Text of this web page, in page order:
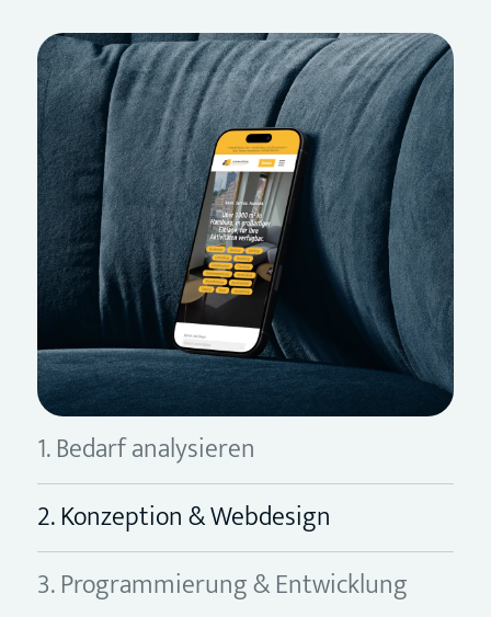
1. Bedarf analysieren
2. Konzeption & Webdesign
3. Programmierung & Entwicklung